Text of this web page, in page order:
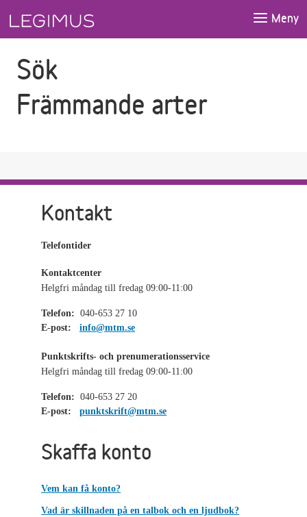
Meny
Sök
Främmande arter
Kontakt
Telefontider
Kontaktcenter
Helgfri måndag till fredag 09:00-11:00
Telefon: 040-653 27 10
E-post:
info@mtm.se
Punktskrifts- och prenumerationsservice
Helgfri måndag till fredag 09:00-11:00
Telefon: 040-653 27 20
E-post:
punktskrift@mtm.se
Skaffa konto
Vem kan få konto?
Vad är skillnaden på en talbok och en ljudbok?